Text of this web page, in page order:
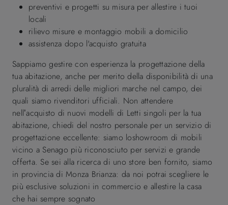
preventivi e progetti su misura per allestire i tuoi
locali
rilievo misure e montaggio mobili a domicilio
assistenza dopo l'acquisto gratuita
Sappiamo gestire con esperienza la progettazione della
tua abitazione, anche per merito della disponibilità di una
pluralità di arredi delle migliori marche nel campo, dei
quali siamo rivenditori ufficiali. Non attendere
nell’acquisto di nuovi modelli di Letti singoli per la tua
abitazione, chiedi del nostro personale per un servizio di
progettazione eccellente: siamo loshowroom di mobili
vicino a Senago più riconosciuto per servizi e grande
offerta. Se sei alla ricerca di uno store ben fornito, siamo
in provincia di Monza Brianza: da noi potrai scegliere le
più esclusive soluzioni in commercio e allestire la casa
che hai sempre sognato